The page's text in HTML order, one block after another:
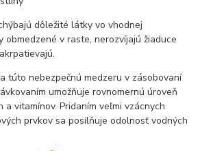
dôležité látky vo vhodnej
obmedzené v raste, nerozvíjajú žiaduce
túto nebezpečnú medzeru v zásobovaní
umožňuje rovnomernú úroveň
a vitamínov. Pridaním veľmi vzácnych
prvkov sa posilňuje odolnosť vodných